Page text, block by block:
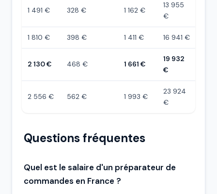
1 491 € 328 € 1 162 €
13 955
€
1 810 € 398 € 1 411 € 16 941 €
2 130 € 468 € 1 661 €
19 932
€
2 556 € 562 € 1 993 €
23 924
€
Questions fréquentes
Quel est le salaire d'un préparateur de
commandes en France ?